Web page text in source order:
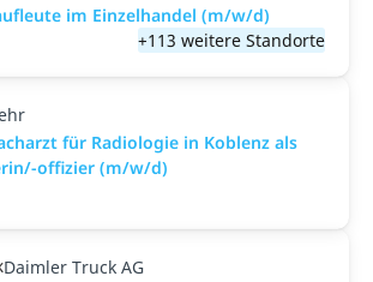
im Einzelhandel (m/w/d)
+113 weitere Standorte
für Radiologie in Koblenz als
offizier (m/w/d)
Daimler Truck AG